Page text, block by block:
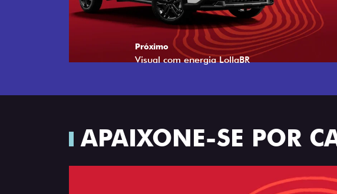
Próximo
Tecnologia que acompanha o seu ritmo
APAIXONE-SE POR